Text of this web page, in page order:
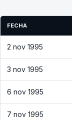
FECHA
2 nov 1995
3 nov 1995
6 nov 1995
7 nov 1995